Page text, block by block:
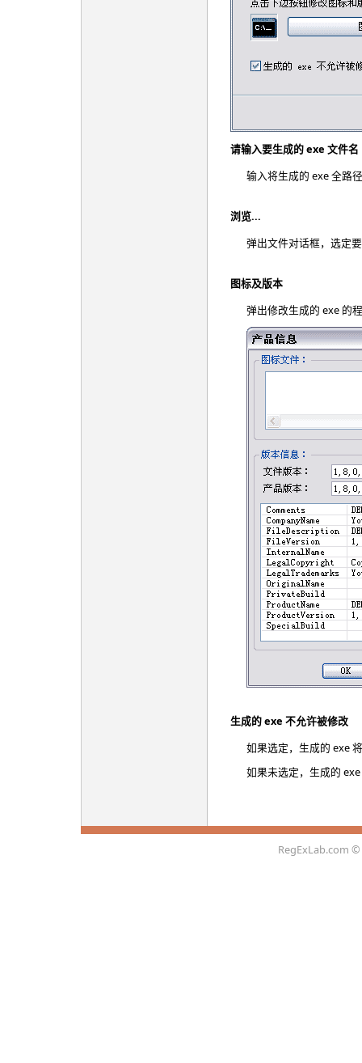
请输入要生成的 exe 文件名
输入将生成的 exe 全路
浏览...
弹出文件对话框，选定
图标及版本
弹出修改生成的 exe 的
生成的 exe 不允许被修改
如果选定，生成的 exe
如果未选定，生成的
RegExLab.com ©